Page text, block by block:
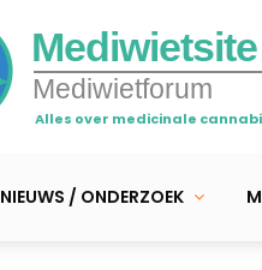
Mediwietsite
Mediwietforum
Alles over medicinale
NIEUWS / ONDERZOEK